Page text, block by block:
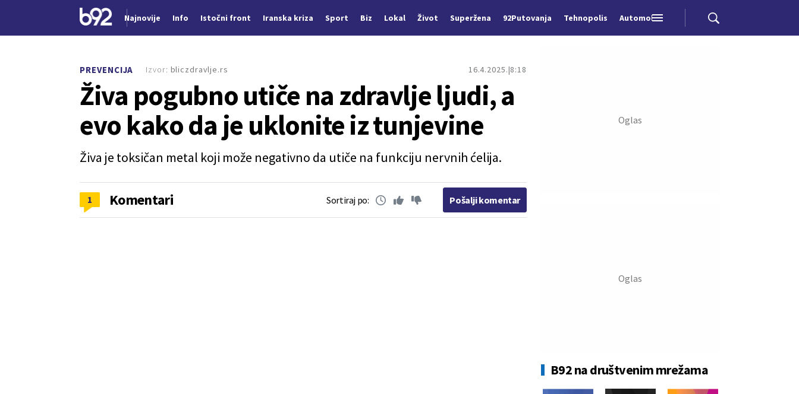
Najnovije Info Istočni front Iranska kriza Sport Biz Lokal Život Superžena 92Putovanja Tehnopolis Automobili
PREVENCIJA 16.4.2025. 8:18
Živa pogubno utiče na zdravlje ljudi, a
evo kako da je uklonite iz tunjevine
Živa je toksičan metal koji može negativno da utiče na funkciju nervnih ćelija.
Izvor: bliczdravlje.rs
1 Komentari Sortiraj po: Pošalji komentar
B92 na društvenim mrežama